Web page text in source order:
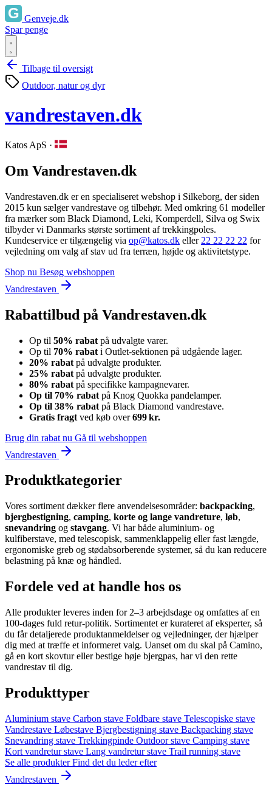
Genveje.dk
Spar penge
Tilbage til oversigt
Outdoor, natur og dyr
vandrestaven.dk
Katos ApS ·
Om Vandrestaven.dk
Vandrestaven.dk er en specialiseret webshop i Silkeborg, der siden
2015 kun sælger vandrestave og tilbehør. Med omkring 61 modeller
fra mærker som Black Diamond, Leki, Komperdell, Silva og Swix
tilbyder vi Danmarks største sortiment af trekkingpoles.
Kundeservice er tilgængelig via op@katos.dk eller 22 22 22 22 for
vejledning om valg af stav ud fra terræn, højde og aktivitetstype.
Shop nu Besøg webshoppen
Vandrestaven
Rabattilbud på Vandrestaven.dk
Op til 50% rabat på udvalgte varer.
Op til 70% rabat i Outlet‑sektionen på udgående lager.
20% rabat på udvalgte produkter.
25% rabat på udvalgte produkter.
80% rabat på specifikke kampagnevarer.
Op til 70% rabat på Knog Quokka pandelamper.
Op til 38% rabat på Black Diamond vandrestave.
Gratis fragt ved køb over699 kr.
Brug din rabat nu Gå til webshoppen
Vandrestaven
Produktkategorier
Vores sortiment dækker flere anvendelsesområder: backpacking,
bjergbestigning, camping, korte og lange vandreture, løb,
snevandring og stavgang. Vi har både aluminium‑ og
kulfiberstave, med telescopisk, sammenklappelig eller fast længde,
ergonomiske greb og stødabsorberende systemer, så du kan reducere
belastning på knæ og håndled.
Fordele ved at handle hos os
Alle produkter leveres inden for 2–3 arbejdsdage og omfattes af en
100‑dages fuld retur‑politik. Sortimentet er kurateret af eksperter, så
du får detaljerede produktanmeldelser og vejledninger, der hjælper
dig med at træffe et informeret valg. Uanset om du skal på Camino,
gå en kort skovtur eller bestige høje bjergpas, har vi den rette
vandrestav til dig.
Produkttyper
Aluminium stave Carbon stave Foldbare stave Telescopiske stave
Vandrestave Løbestave Bjergbestigning stave Backpacking stave
Snevandring stave Trekkingpinde Outdoor stave Camping stave
Kort vandretur stave Lang vandretur stave Trail running stave
Se alle produkterFind det du leder efter
Vandrestaven